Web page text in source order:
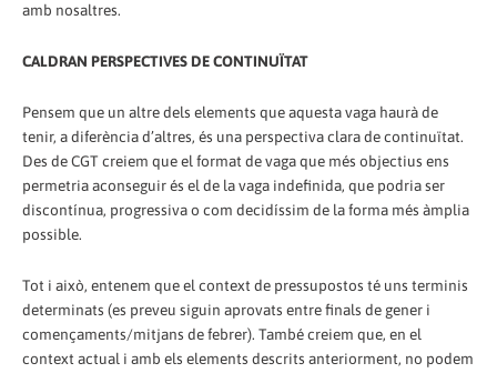
amb nosaltres.
CALDRAN PERSPECTIVES DE CONTINUÏTAT
Pensem que un altre dels elements que aquesta vaga haurà de
tenir, a diferència d’altres, és una perspectiva clara de continuïtat.
Des de CGT creiem que el format de vaga que més objectius ens
permetria aconseguir és el de la vaga indefinida, que podria ser
discontínua, progressiva o com decidíssim de la forma més àmplia
possible.
Tot i això, entenem que el context de pressupostos té uns terminis
determinats (es preveu siguin aprovats entre finals de gener i
començaments/mitjans de febrer). També creiem que, en el
context actual i amb els elements descrits anteriorment, no podem